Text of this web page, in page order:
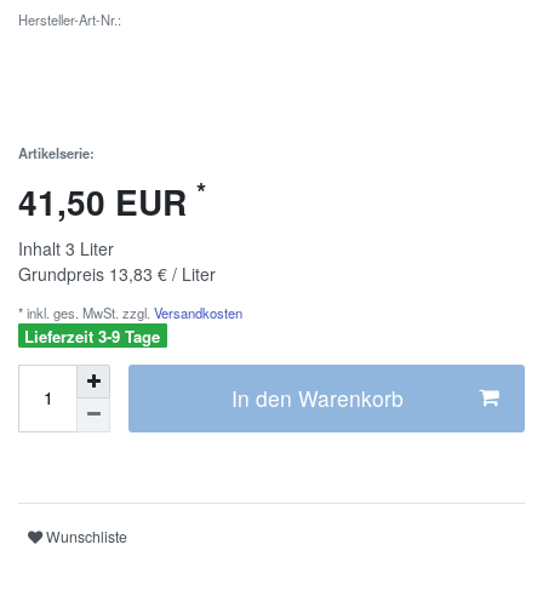
Hersteller-Art-Nr.:
Artikelserie:
41,50 EUR *
Inhalt 3 Liter
Grundpreis 13,83 € / Liter
* inkl. ges. MwSt. zzgl. Versandkosten
Lieferzeit 3-9 Tage
In den Warenkorb
Wunschliste